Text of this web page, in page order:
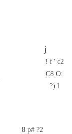
j
! f" c2
C8 O:
?) l
8 p# ?2